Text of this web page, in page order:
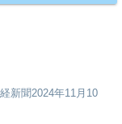
新聞2024年11月10